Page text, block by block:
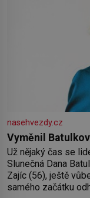
nasehvezdy.cz
Vyměnil
Už nějaký čas se
Slunečná Dana
Zajíc (56), ještě vůbec spolu. Herečka
samého začátku